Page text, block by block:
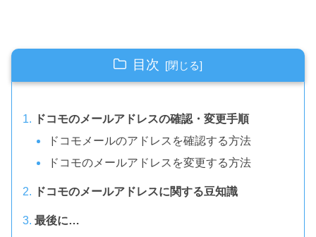
目次
ドコモのメールアドレスの確認・変更手順
ドコモメールのアドレスを確認する方法
ドコモのメールアドレスを変更する方法
ドコモのメールアドレスに関する豆知識
最後に…